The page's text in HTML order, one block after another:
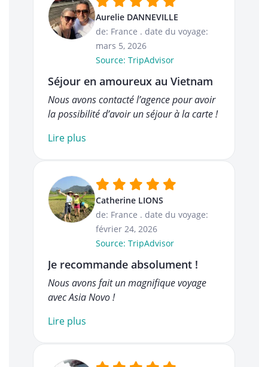
Aurelie DANNEVILLE
de: France . date du voyage:
mars 5, 2026
Source: TripAdvisor
Séjour en amoureux au Vietnam
Nous avons contacté l’agence pour avoir
la possibilité d’avoir un séjour à la carte !
Lire plus
Catherine LIONS
de: France . date du voyage:
février 24, 2026
Source: TripAdvisor
Je recommande absolument !
Nous avons fait un magnifique voyage
avec Asia Novo !
Lire plus